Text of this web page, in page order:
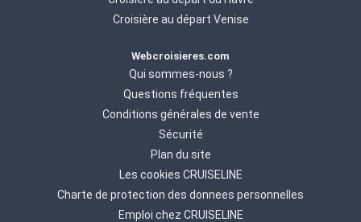
Croisière au départ Venise
Webcroisieres.com
Qui sommes-nous ?
Questions fréquentes
Conditions générales de vente
Sécurité
Plan du site
Les cookies CRUISELINE
Charte de protection des donnees personnelles
Emploi chez CRUISELINE